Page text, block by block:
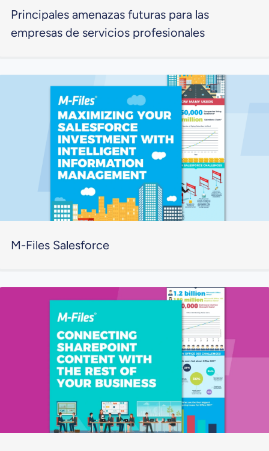
Principales amenazas futuras para las
empresas de servicios profesionales
M-Files Salesforce